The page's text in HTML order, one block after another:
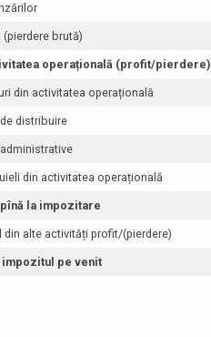
brută)
operațională (profit/pierdere)
din activitatea operațională
distribuire
din activitatea operațională
la impozitare
din alte activități profit/(pierdere)
pe venit